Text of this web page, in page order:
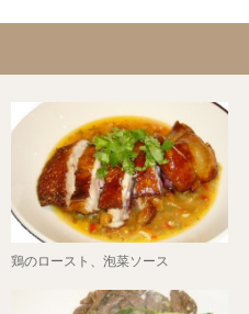
鶏のロースト、泡菜ソース